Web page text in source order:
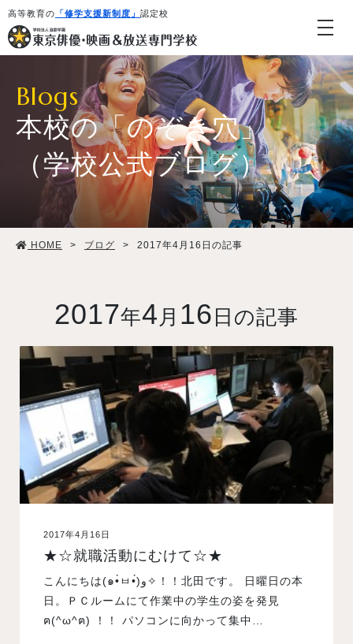
高等教育の 「修学支援新制度」 認定校
学校紹介・教育システム
学生生活
就職・デビュー
入試案内
学校情報
オープンキャンパス
訪問者別メニュー
Blogs
本校の「のぞき穴」
（学校公式ブログ）
HOME > ブログ > 2017年4月16日の記事
2017年4 月 16 日の記事
2017年4月16日
★☆就職活動にむけて☆★
こんにちは(๑•̀ㅂ•́)و✧！！北田です。 日曜日の本
日。ＰＣルームにて作業中の学生の姿を発見
ฅ(^ω^ฅ) ！！ パソコンに向かって集中…